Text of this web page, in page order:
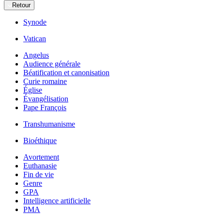
Retour
Synode
Vatican
Angelus
Audience générale
Béatification et canonisation
Curie romaine
Église
Évangélisation
Pape François
Transhumanisme
Bioéthique
Avortement
Euthanasie
Fin de vie
Genre
GPA
Intelligence artificielle
PMA